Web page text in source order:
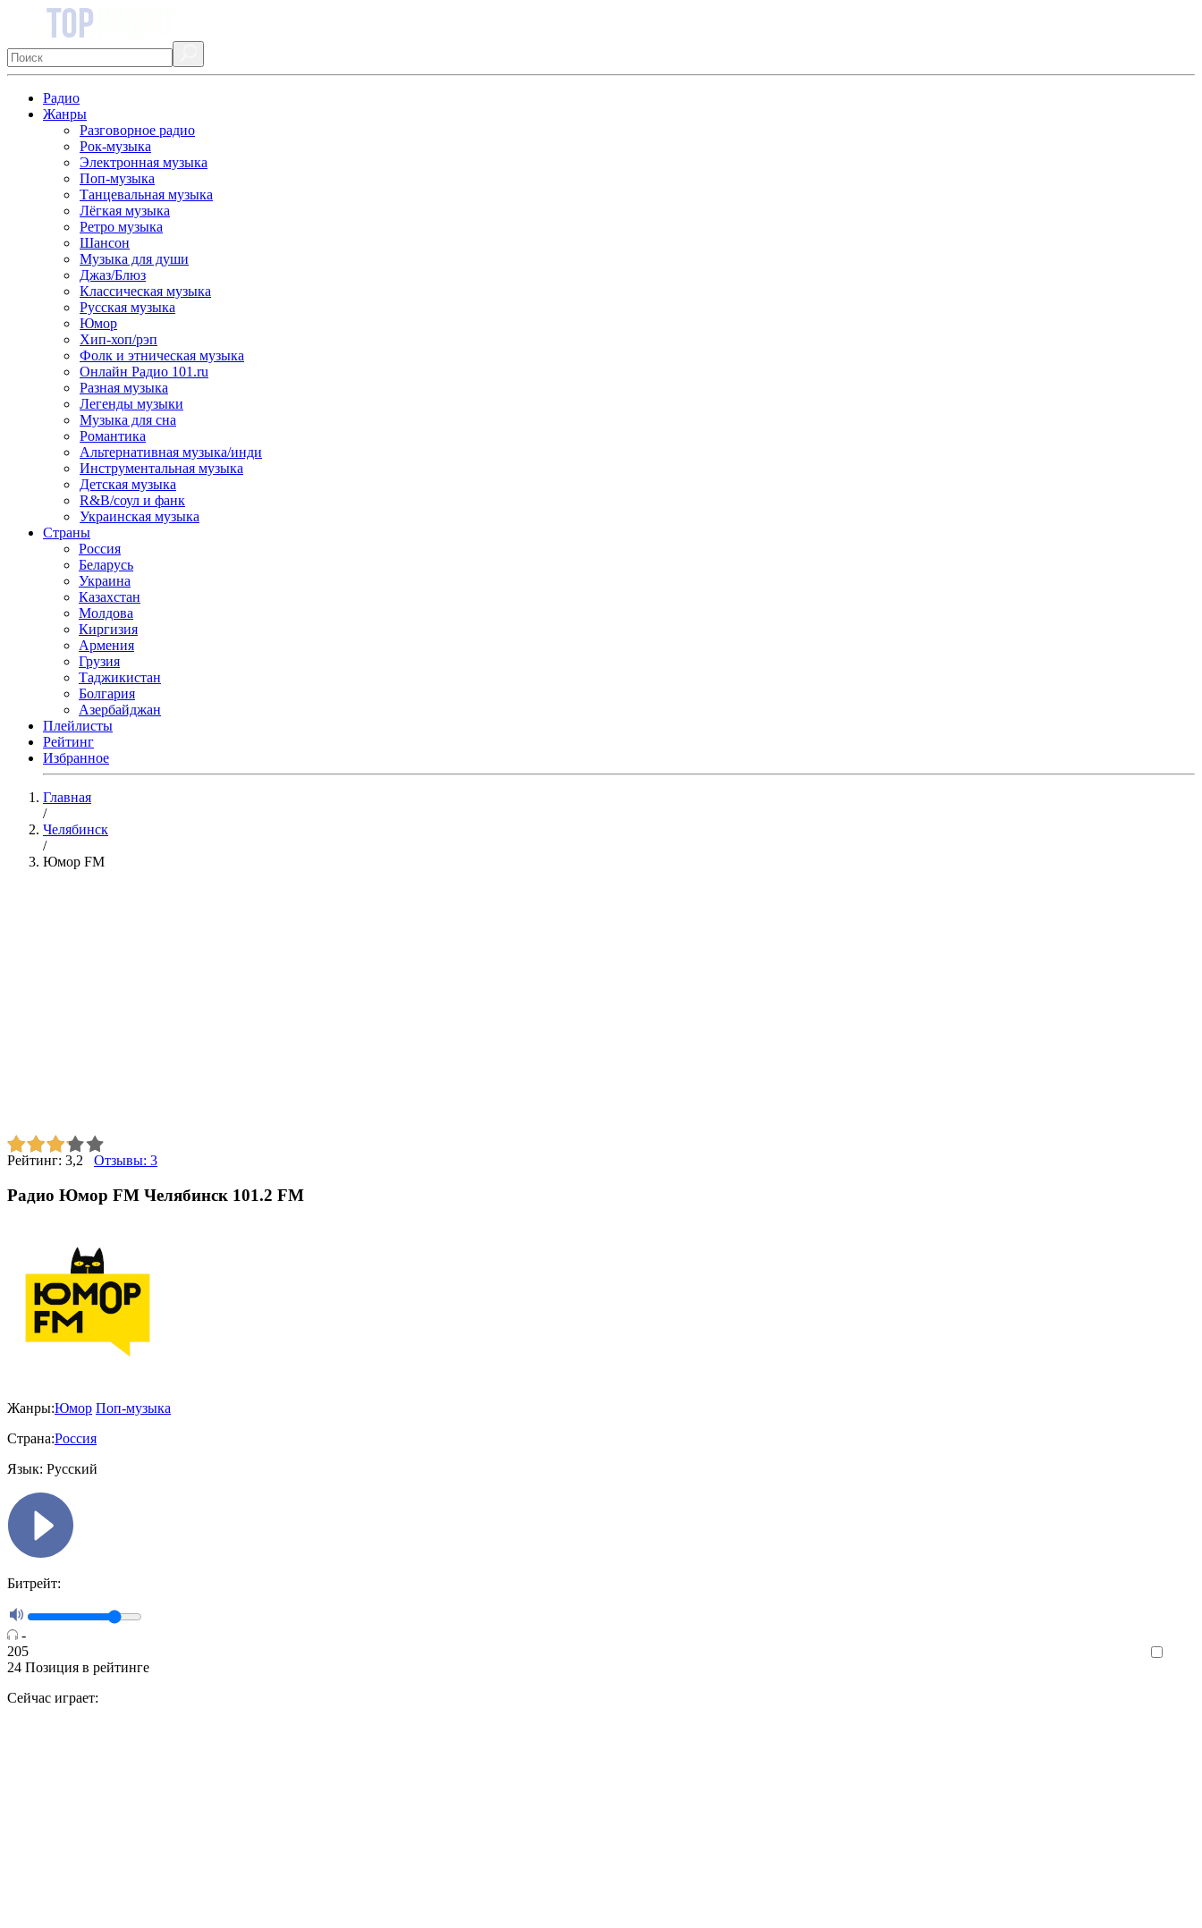
Радио
Жанры
Разговорное радио
Рок-музыка
Электронная музыка
Поп-музыка
Танцевальная музыка
Лёгкая музыка
Ретро музыка
Шансон
Музыка для души
Джаз/Блюз
Классическая музыка
Русская музыка
Юмор
Хип-хоп/рэп
Фолк и этническая музыка
Онлайн Радио 101.ru
Разная музыка
Легенды музыки
Музыка для сна
Романтика
Альтернативная музыка/инди
Инструментальная музыка
Детская музыка
R&B/cоул и фанк
Украинская музыка
Страны
Россия
Беларусь
Украина
Казахстан
Молдова
Киргизия
Армения
Грузия
Таджикистан
Болгария
Азербайджан
Плейлисты
Рейтинг
Избранное
Главная
/
Челябинск
/
Юмор FM
Рейтинг: 3,2 Отзывы: 3
Радио Юмор FM Челябинск 101.2 FM
Жанры:Юмор Поп-музыка
Страна:Россия
Язык: Русский
Битрейт:
-
205
24 Позиция в рейтинге
Сейчас играет: